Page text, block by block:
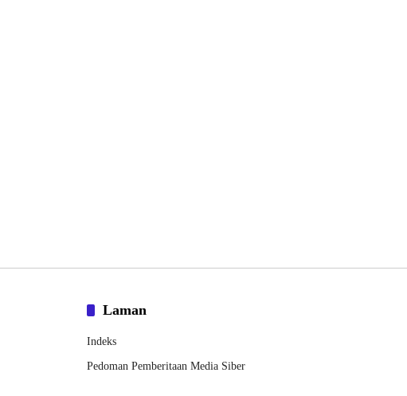
Laman
Indeks
Pedoman Pemberitaan Media Siber